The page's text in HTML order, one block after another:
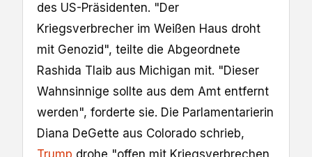
des US-Präsidenten. "Der
Kriegsverbrecher im Weißen Haus droht
mit Genozid", teilte die Abgeordnete
Rashida Tlaib aus Michigan mit. "Dieser
Wahnsinnige sollte aus dem Amt entfernt
werden", forderte sie. Die Parlamentarierin
Diana DeGette aus Colorado schrieb,